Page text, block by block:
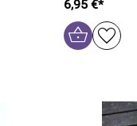
6,95 €*